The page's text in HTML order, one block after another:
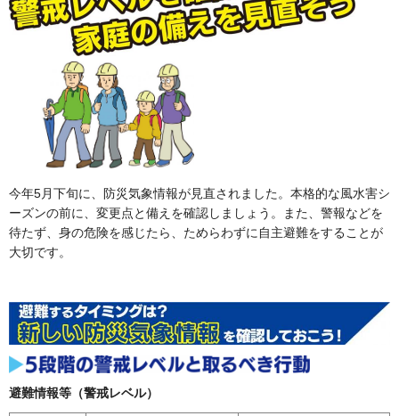
今年5月下旬に、防災気象情報が見直されました。本格的な風水害シ
ーズンの前に、変更点と備えを確認しましょう。また、警報などを
待たず、身の危険を感じたら、ためらわずに自主避難をすることが
大切です。
避難情報等（警戒レベル）